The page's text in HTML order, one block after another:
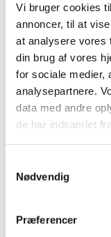
Vi bruger cookies
annoncer, til at
at analysere vores
din brug af vores
for sociale medier,
analysepartnere.
data med andre
de har indsamlet
Nødvendig
Præferencer
Vigtigt: TPMS
DU køber
er det vigtigtat
eller indirekte